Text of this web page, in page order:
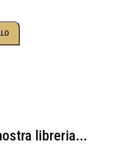
libreria...